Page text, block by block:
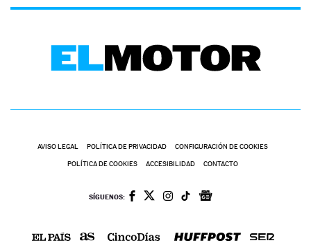
AVISO LEGAL POLÍTICA DE PRIVACIDAD CONFIGURACIÓN DE COOKIES
POLÍTICA DE COOKIES ACCESIBILIDAD CONTACTO
SÍGUENOS: